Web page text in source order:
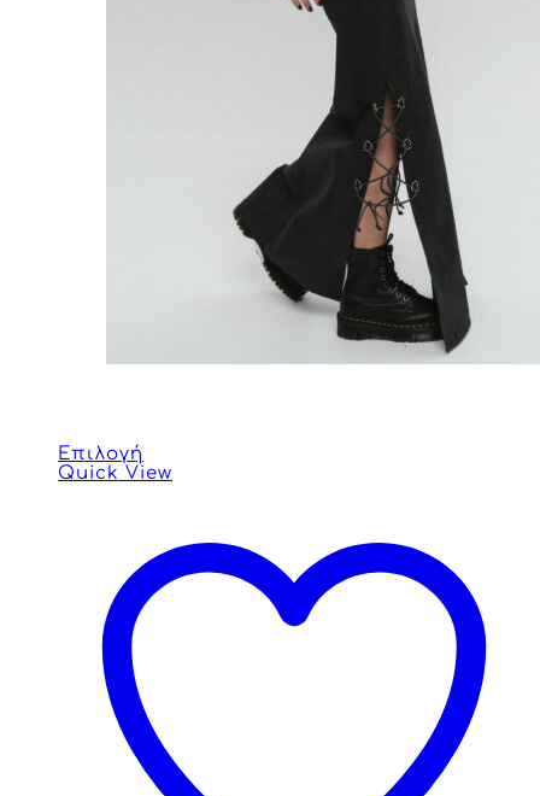
Επιλογή
Quick View